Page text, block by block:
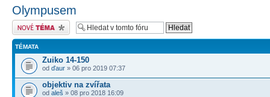
Olympusem
Odeslat nové téma
TÉMATA
Zuiko 14-150
od ďaur » 06 pro 2019 07:37
objektiv na zvířata
od aleš » 08 pro 2018 16:09